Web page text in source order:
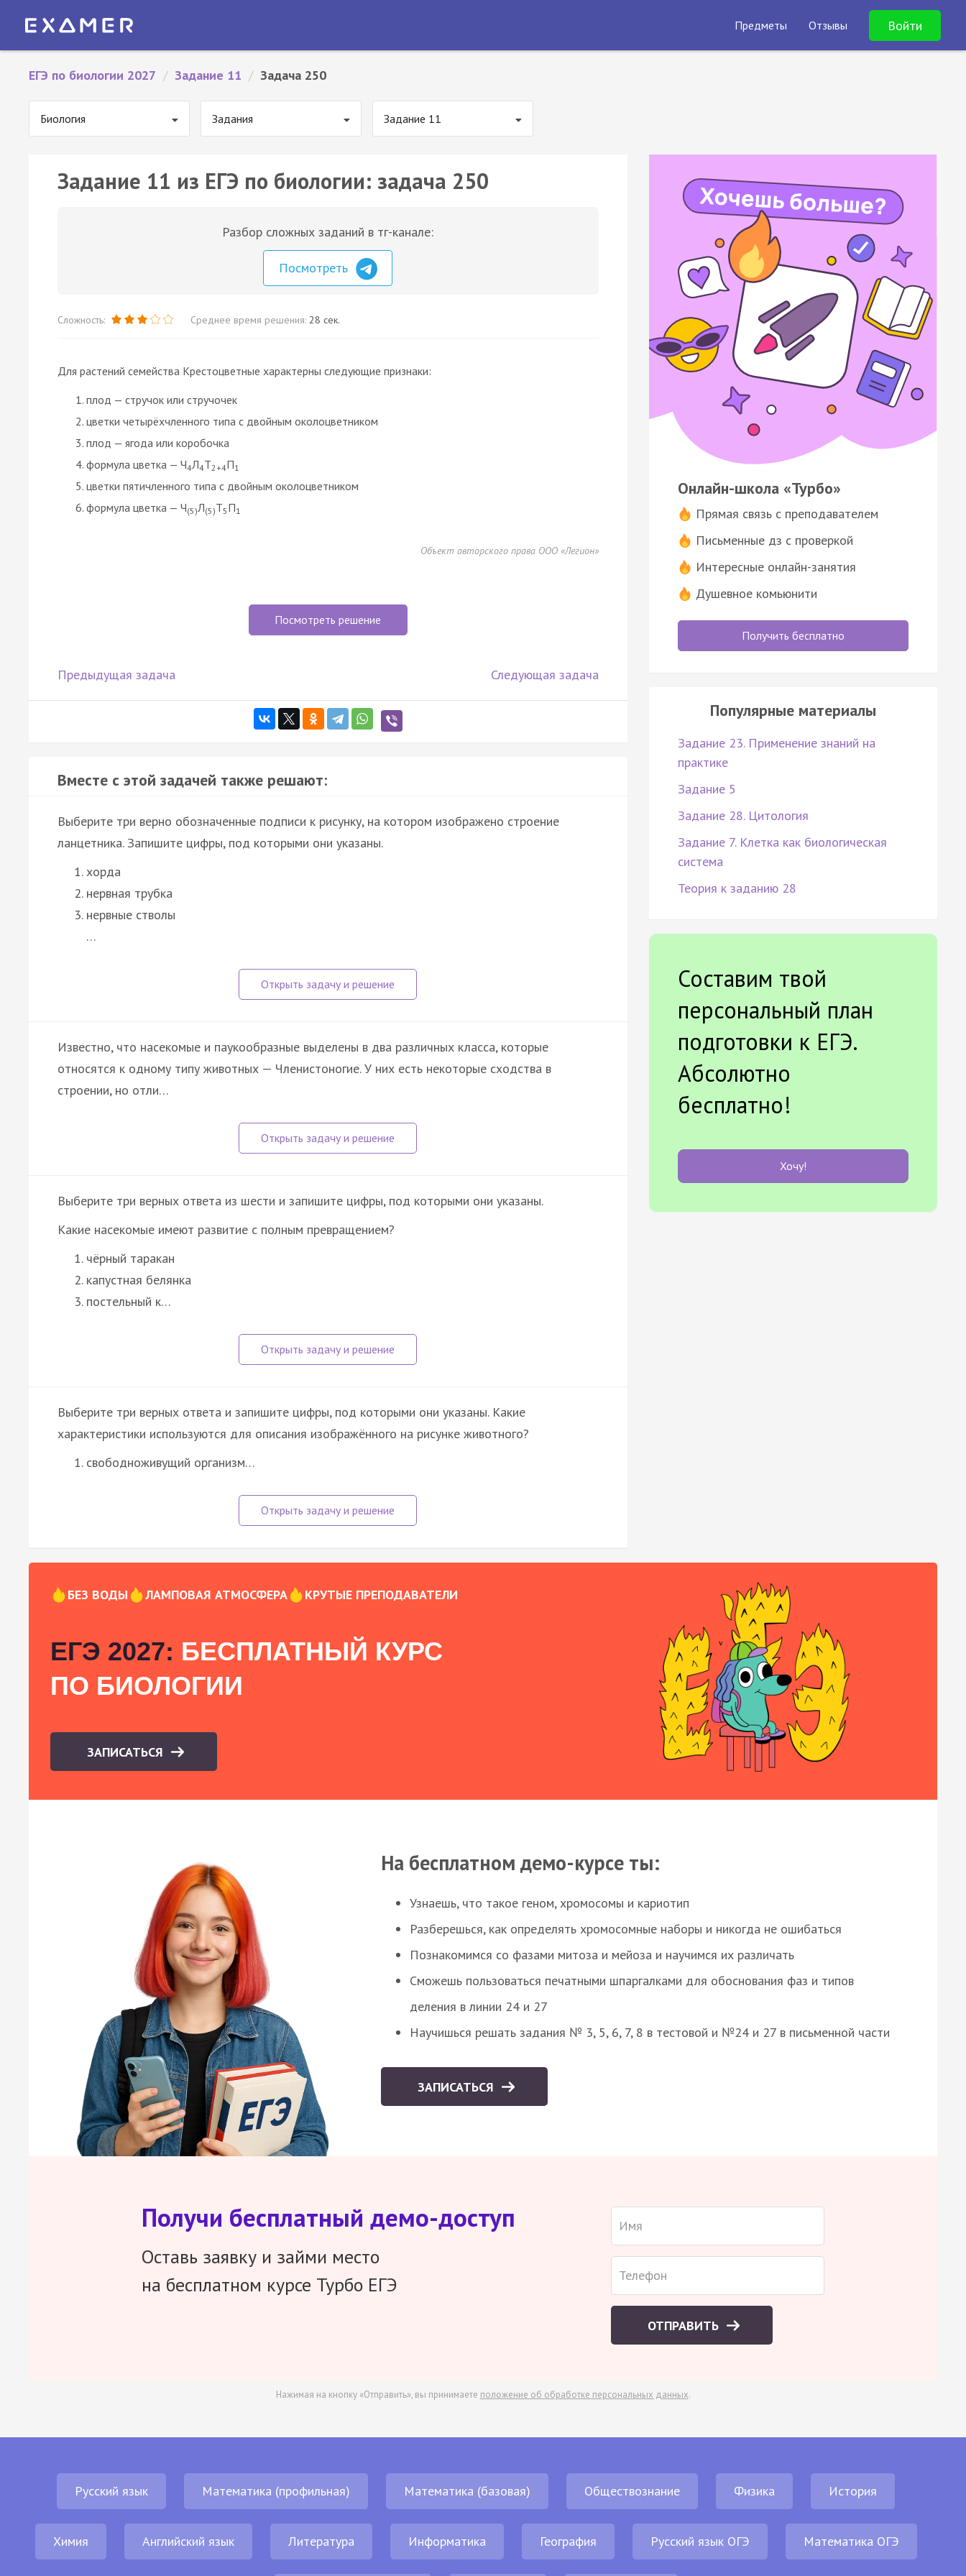
Предметы Отзывы Войти
ЕГЭ по биологии 2027 / Задание 11 / Задача 250
Биология Задания Задание 11
Задание 11 из ЕГЭ по биологии: задача 250
Разбор сложных заданий в тг-канале:
Посмотреть
Сложность: Среднее время решения: 28 сек.
Для растений семейства Крестоцветные характерны следующие признаки:
плод — стручок или стручочек
цветки четырёхчленного типа с двойным околоцветником
плод — ягода или коробочка
формула цветка — Ч4Л4Т2+4П1
цветки пятичленного типа с двойным околоцветником
формула цветка — Ч(5)Л(5)Т5 П1
Объект авторского права ООО «Легион»
Посмотреть решение
Предыдущая задача Следующая задача
Вместе с этой задачей также решают:
Выберите три верно обозначенные подписи к рисунку, на котором изображено строение
ланцетника. Запишите цифры, под которыми они указаны.
хорда
нервная трубка
нервные стволы
…
Известно, что насекомые и паукообразные выделены в два различных класса, которые
относятся к одному типу животных — Членистоногие. У них есть некоторые сходства в
строении, но отли…
Выберите три верных ответа из шести и запишите цифры, под которыми они указаны.
Какие насекомые имеют развитие с полным превращением?
чёрный таракан
капустная белянка
постельный к…
Выберите три верных ответа и запишите цифры, под которыми они указаны. Какие
характеристики используются для описания изображённого на рисунке животного?
свободноживущий организм…
Онлайн-школа «Турбо»
Прямая связь с преподавателем
Письменные дз с проверкой
Интересные онлайн-занятия
Душевное комьюнити
Получить бесплатно
Популярные материалы
Задание 23. Применение знаний на
практике
Задание 5
Задание 28. Цитология
Задание 7. Клетка как биологическая
система
Теория к заданию 28
Составим твой
персональный план
подготовки к ЕГЭ.
Абсолютно
бесплатно!
Хочу!
БЕЗ ВОДЫ ЛАМПОВАЯ АТМОСФЕРА КРУТЫЕ ПРЕПОДАВАТЕЛИ
ЕГЭ 2027: БЕСПЛАТНЫЙ КУРС
ПО БИОЛОГИИ
ЗАПИСАТЬСЯ
На бесплатном демо-курсе ты:
Узнаешь, что такое геном, хромосомы и кариотип
Разберешься, как определять хромосомные наборы и никогда не ошибаться
Познакомимся со фазами митоза и мейоза и научимся их различать
Сможешь пользоваться печатными шпаргалками для обоснования фаз и типов
деления в линии 24 и 27
Научишься решать задания № 3, 5, 6, 7, 8 в тестовой и №24 и 27 в письменной части
ЗАПИСАТЬСЯ
Получи бесплатный демо-доступ
Оставь заявку и займи место
на бесплатном курсе Турбо ЕГЭ
ОТПРАВИТЬ
Нажимая на кнопку «Отправить», вы принимаете положение об обработке персональных данных.
Русский язык Математика (профильная) Математика (базовая) Обществознание Физика История
Химия Английский язык Литература Информатика География Русский язык ОГЭ Математика ОГЭ